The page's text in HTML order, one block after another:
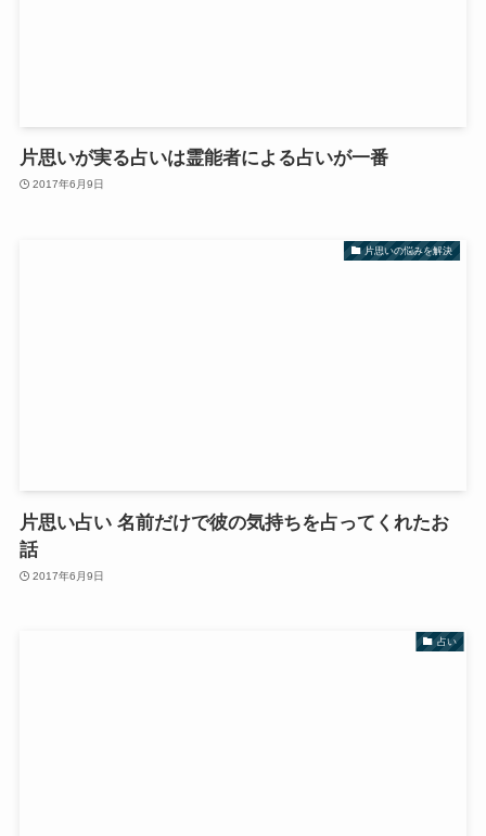
片思いが実る占いは霊能者による占いが一番
2017年6月9日
片思いの悩みを解決
片思い占い 名前だけで彼の気持ちを占ってくれたお
話
2017年6月9日
占い